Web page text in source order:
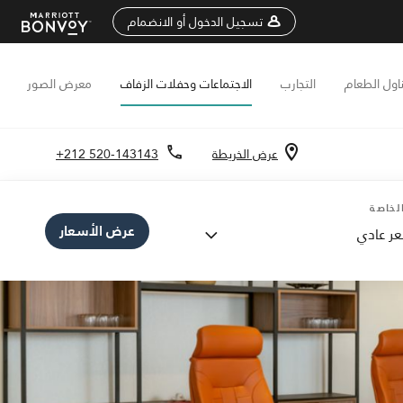
تسجيل الدخول أو الانضمام
الطعام التجارب الاجتماعات وحفلات الزفاف معرض الصور
عرض الخريطة +212 520-143143
عادي عرض الأسعار